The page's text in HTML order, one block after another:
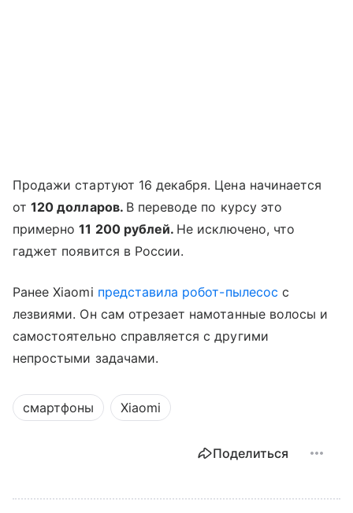
Продажи стартуют 16 декабря. Цена начинается
от120 долларов. В переводе по курсу это
примерно11 200 рублей. Не исключено, что
гаджет появится в России.
Ранее Xiaomi представила робот-пылесос с
лезвиями. Он сам отрезает намотанные волосы и
самостоятельно справляется с другими
непростыми задачами.
смартфоны Xiaomi
Поделиться